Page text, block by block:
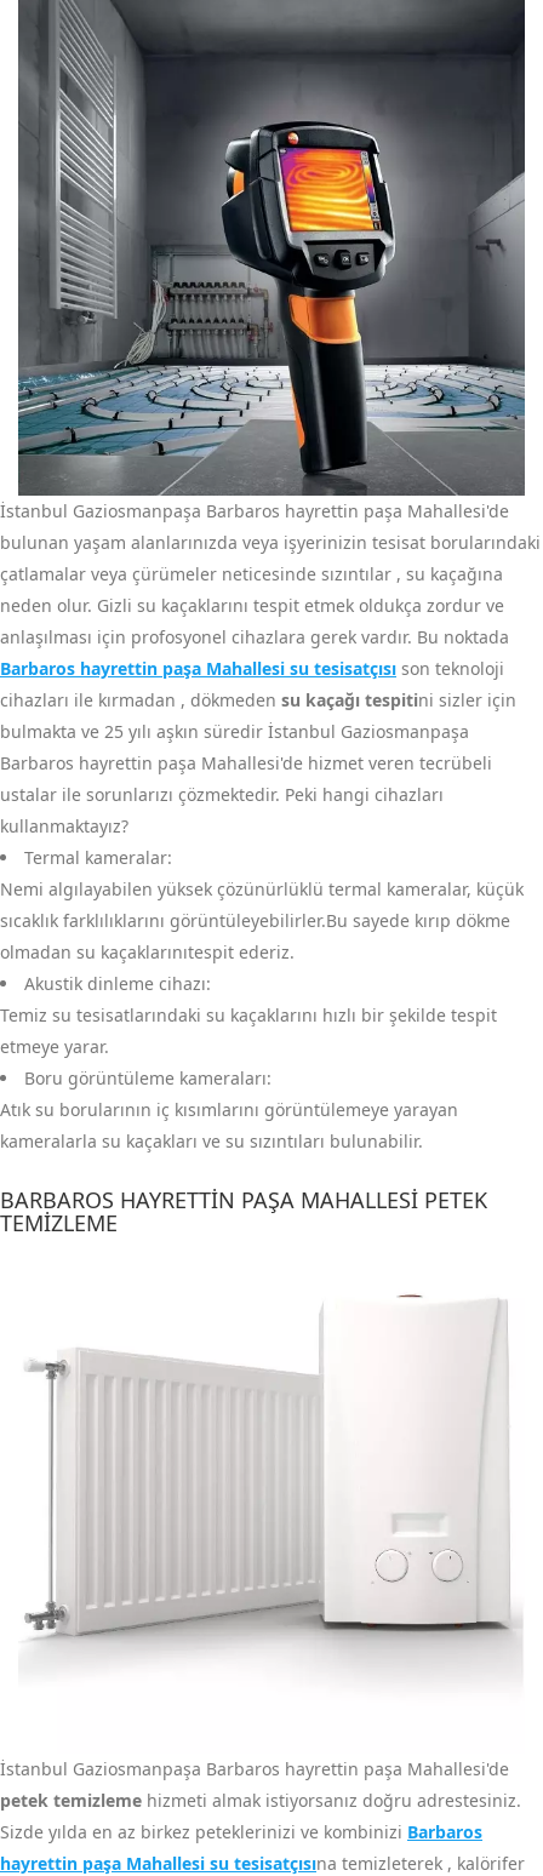
İstanbul Gaziosmanpaşa Barbaros hayrettin paşa Mahallesi'de
bulunan yaşam alanlarınızda veya işyerinizin tesisat borularındaki
çatlamalar veya çürümeler neticesinde sızıntılar , su kaçağına
neden olur. Gizli su kaçaklarını tespit etmek oldukça zordur ve
anlaşılması için profosyonel cihazlara gerek vardır. Bu noktada
Barbaros hayrettin paşa Mahallesi su tesisatçısı son teknoloji
cihazları ile kırmadan , dökmeden su kaçağı tespitini sizler için
bulmakta ve 25 yılı aşkın süredir İstanbul Gaziosmanpaşa
Barbaros hayrettin paşa Mahallesi'de hizmet veren tecrübeli
ustalar ile sorunlarızı çözmektedir. Peki hangi cihazları
kullanmaktayız?
Termal kameralar:
Nemi algılayabilen yüksek çözünürlüklü termal kameralar, küçük
sıcaklık farklılıklarını görüntüleyebilirler.Bu sayede kırıp dökme
olmadan su kaçaklarınıtespit ederiz.
Akustik dinleme cihazı:
Temiz su tesisatlarındaki su kaçaklarını hızlı bir şekilde tespit
etmeye yarar.
Boru görüntüleme kameraları:
Atık su borularının iç kısımlarını görüntülemeye yarayan
kameralarla su kaçakları ve su sızıntıları bulunabilir.
BARBAROS HAYRETTIN PAŞA MAHALLESI PETEK
TEMIZLEME
İstanbul Gaziosmanpaşa Barbaros hayrettin paşa Mahallesi'de
petek temizleme hizmeti almak istiyorsanız doğru adrestesiniz.
Sizde yılda en az birkez peteklerinizi ve kombinizi Barbaros
hayrettin paşa Mahallesi su tesisatçısına temizleterek , kalörifer